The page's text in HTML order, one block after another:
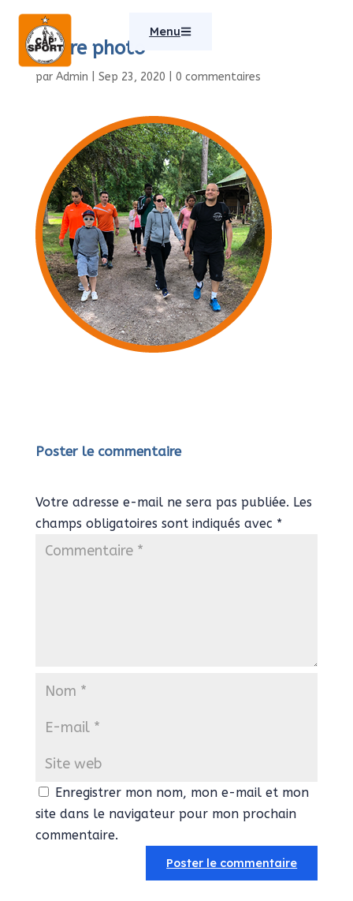
Menu
Cadre photo
par Admin Sep 23, 2020 0 commentaires
Poster le commentaire
Votre adresse e-mail ne sera pas publiée. Les
champs obligatoires sont indiqués avec *
Enregistrer mon nom, mon e-mail et mon
site dans le navigateur pour mon prochain
commentaire.